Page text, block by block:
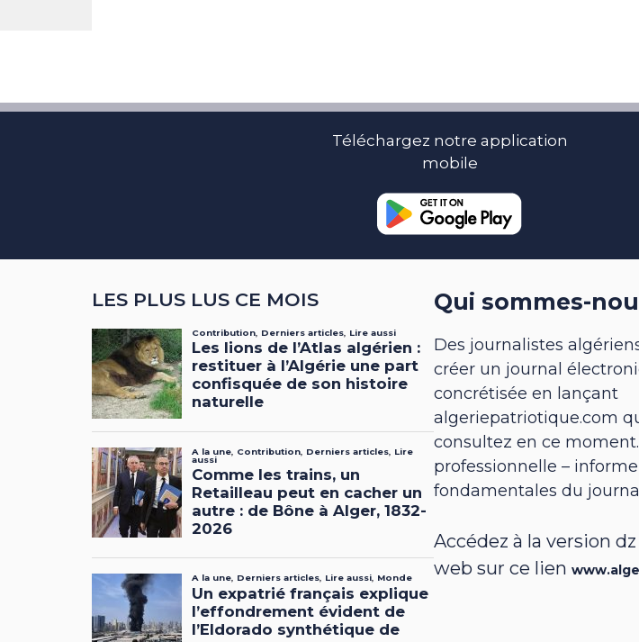
Téléchargez notre application
mobile
LES PLUS LUS CE MOIS Qui sommes-
Des journalistes
créer un journal
concrétisée en lançant
algeriepatriotique.com
consultez en ce
professionnelle –
fondamentales du
Accédez à la version
web sur ce lien